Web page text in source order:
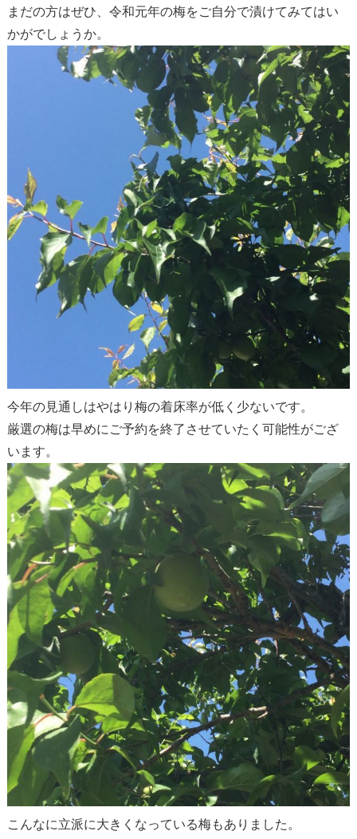
まだの方はぜひ、令和元年の梅をご自分で漬けてみてはい
かがでしょうか。
今年の見通しはやはり梅の着床率が低く少ないです。
厳選の梅は早めにご予約を終了させていたく可能性がござ
います。
こんなに立派に大きくなっている梅もありました。